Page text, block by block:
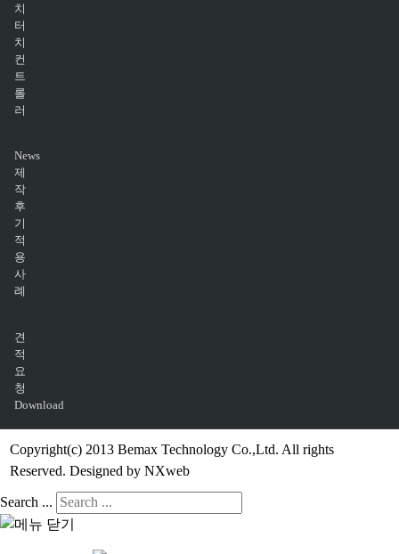
치
터
치
컨
트
롤
러
News
제
작
후
기
적
용
사
례
견
적
요
청
Download
Copyright(c) 2013 Bemax Technology Co.,Ltd. All rights
Reserved. Designed by NXweb
Search ...